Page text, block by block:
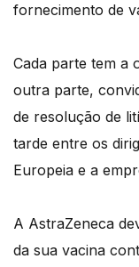
fornecimento de
Cada parte tem a
outra parte,
de resolução de
tarde entre os
Europeia e a
A AstraZeneca
da sua vacina